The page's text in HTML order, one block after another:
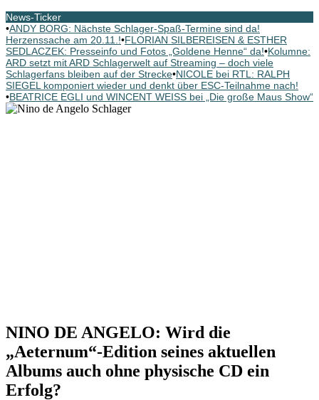
News-Ticker
•ANDY BORG: Nächste Schlager-Spaß-Termine sind da!
Herzenssache am 20.11.!•FLORIAN SILBEREISEN & ESTHER
SEDLACZEK: Presseinfo und Fotos „Goldene Henne“ da!•Kolumne:
ARD setzt mit ARD Schlagerwelt auf Streaming – doch viele
Schlagerfans bleiben auf der Strecke•NICOLE bei RTL: RALPH
SIEGEL komponiert wieder und denkt über ESC-Teilnahme nach!
•BEATRICE EGLI und WINCENT WEISS bei „Die große Maus Show“
NINO DE ANGELO: Wird die
„Aeternum“-Edition seines aktuellen
Albums auch ohne physische CD ein
Erfolg?